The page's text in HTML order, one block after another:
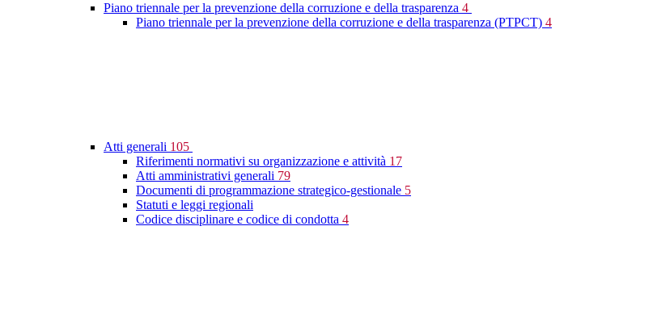
Piano triennale per la prevenzione della corruzione e della trasparenza 4
Piano triennale per la prevenzione della corruzione e della trasparenza (PTPCT) 4
Atti generali 105
Riferimenti normativi su organizzazione e attività 17
Atti amministrativi generali 79
Documenti di programmazione strategico-gestionale 5
Statuti e leggi regionali
Codice disciplinare e codice di condotta 4